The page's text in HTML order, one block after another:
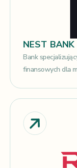
NEST BANK
Bank
finansowych dla